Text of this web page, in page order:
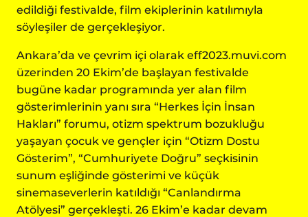
edildiği festivalde, film ekiplerinin katılımıyla
söyleşiler de gerçekleşiyor.
Ankara’da ve çevrim içi olarak eff2023.muvi.com
üzerinden 20 Ekim’de başlayan festivalde
bugüne kadar programında yer alan film
gösterimlerinin yanı sıra “Herkes İçin İnsan
Hakları” forumu, otizm spektrum bozukluğu
yaşayan çocuk ve gençler için “Otizm Dostu
Gösterim”, “Cumhuriyete Doğru” seçkisinin
sunum eşliğinde gösterimi ve küçük
sinemaseverlerin katıldığı “Canlandırma
Atölyesi” gerçekleşti. 26 Ekim’e kadar devam